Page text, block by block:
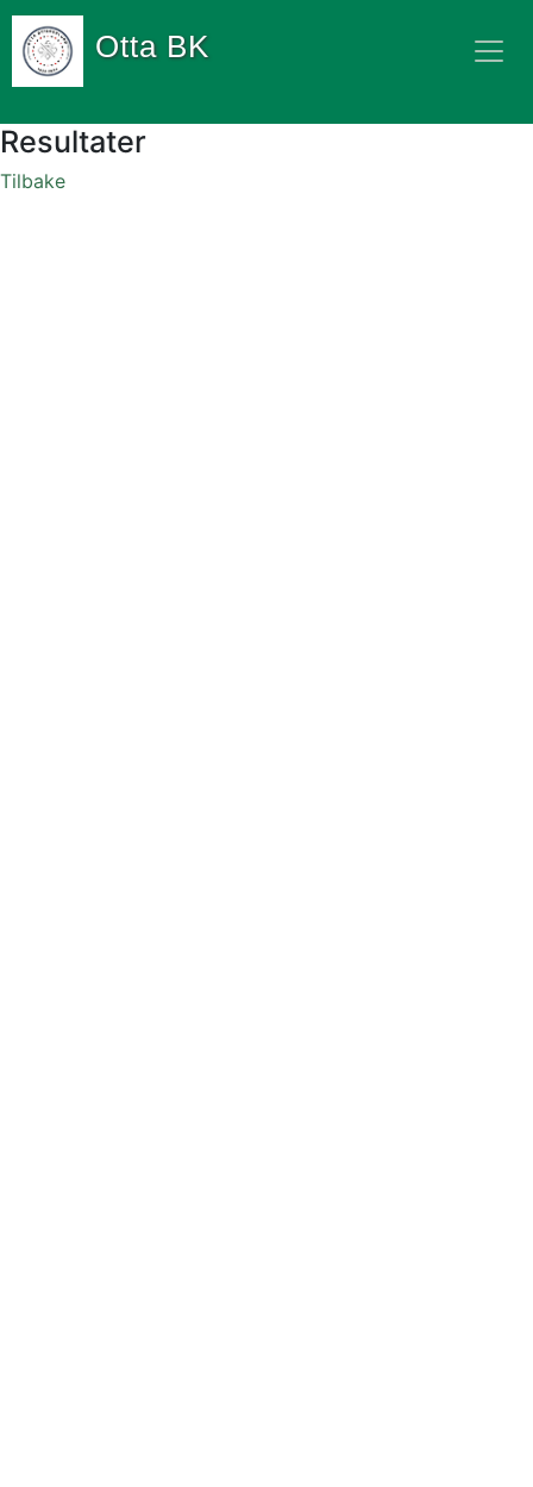
Otta BK
Resultater
Tilbake